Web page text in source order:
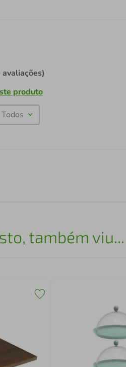
avaliações)
produto
Todos
também viu...